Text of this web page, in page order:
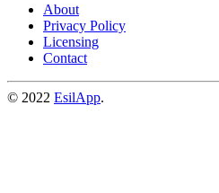
About
Privacy Policy
Licensing
Contact
© 2022 EsilApp.